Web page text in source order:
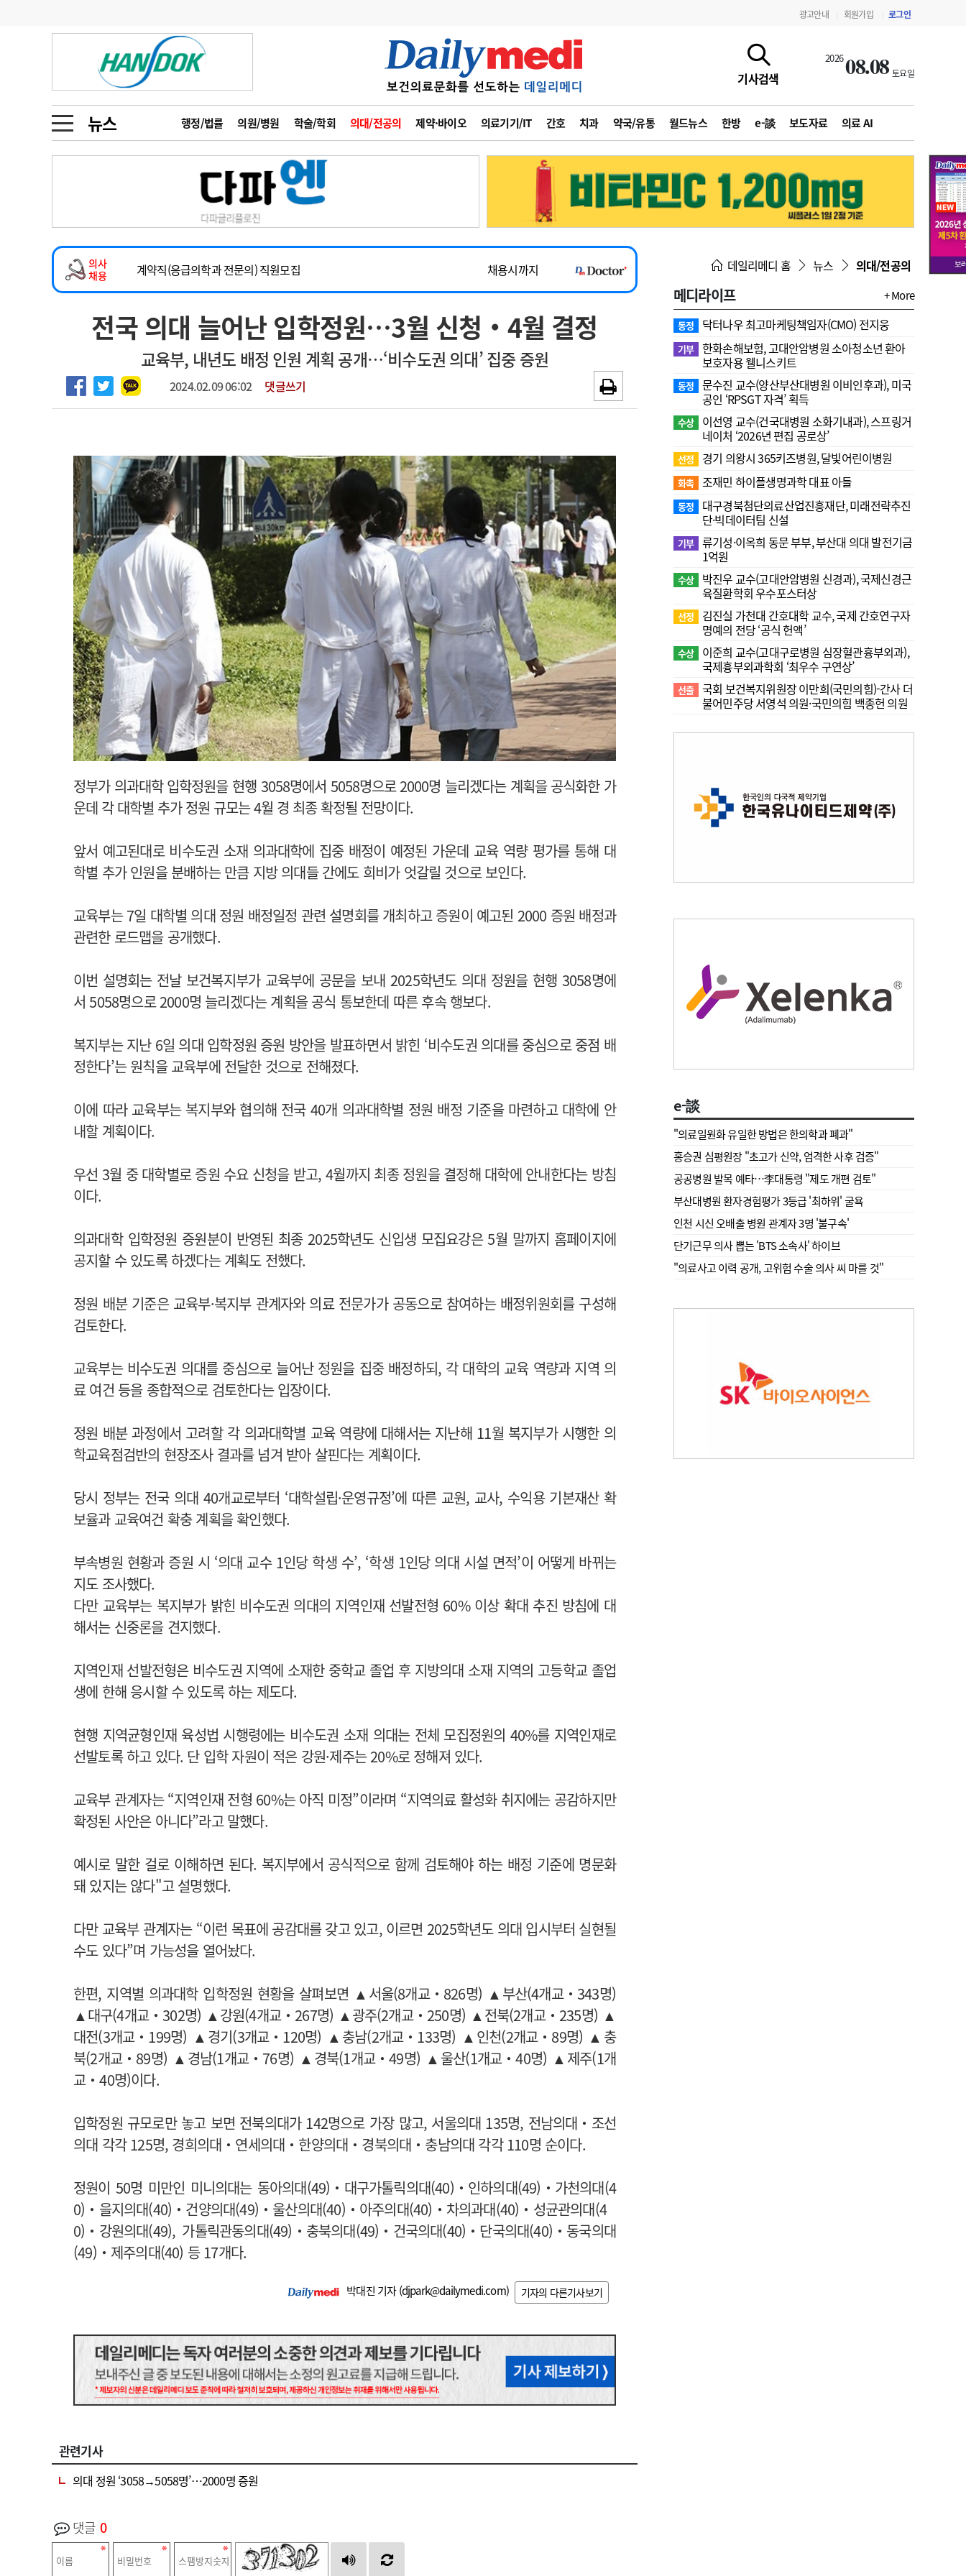
광고안내 회원가입 로그인
기사검색
202608.08 토요일
뉴스 행정/법률 의원/병원 학술/학회 의대/전공의 제약·바이오 의료기기/IT 간호 치과 약국/유통 월드뉴스 한방 e-談 보도자료 의료 AI
금주의 검색어
1
의사인력 수급 추계
2
성분명 처방
3
AI의료
4
전공의 모집 결과
6
관리급여 실시
지필공 지원책
수련환경 개선
의과대학 입시
인사 사고
오피니언 수첩
인물 초대석 피플
동영상뉴스
포토뉴스
메디 Hospital 지역병원 중소병원
인포메이션 행정처분 판례 정책/통계 공시 지침·기준·평가 약제급여 심사 결과
고객센터 회사소개 법적고지 광고안내
의사
채용
2026년 하반기 인턴 모집
~2026-08-31
마취통증의학과 임기제 임상의사 채용
채용시까지
계약직(응급의학과 전문의) 직원모집
채용시까지
하반기 전공의(레지던트1년차) 모집
~2026-08-15
2026년 하반기 인턴 모집
~2026-08-31
마취통증의학과 임기제 임상의사 채용
채용시까지
전국 의대 늘어난 입학정원…3월 신청‧4월 결정
교육부, 내년도 배정 인원 계획 공개…‘비수도권 의대’ 집중 증원
2024.02.09 06:02 댓글쓰기
정부가 의과대학 입학정원을 현행 3058명에서 5058명으로 2000명 늘리겠다는 계획을 공식화한 가
운데 각 대학별 추가 정원 규모는 4월 경 최종 확정될 전망이다.
앞서 예고된대로 비수도권 소재 의과대학에 집중 배정이 예정된 가운데 교육 역량 평가를 통해 대
학별 추가 인원을 분배하는 만큼 지방 의대들 간에도 희비가 엇갈릴 것으로 보인다.
교육부는 7일 대학별 의대 정원 배정일정 관련 설명회를 개최하고 증원이 예고된 2000 증원 배정과
관련한 로드맵을 공개했다.
이번 설명회는 전날 보건복지부가 교육부에 공문을 보내 2025학년도 의대 정원을 현행 3058명에
서 5058명으로 2000명 늘리겠다는 계획을 공식 통보한데 따른 후속 행보다.
복지부는 지난 6일 의대 입학정원 증원 방안을 발표하면서 밝힌 ‘비수도권 의대를 중심으로 중점 배
정한다’는 원칙을 교육부에 전달한 것으로 전해졌다.
이에 따라 교육부는 복지부와 협의해 전국 40개 의과대학별 정원 배정 기준을 마련하고 대학에 안
내할 계획이다.
우선 3월 중 대학별로 증원 수요 신청을 받고, 4월까지 최종 정원을 결정해 대학에 안내한다는 방침
이다.
의과대학 입학정원 증원분이 반영된 최종 2025학년도 신입생 모집요강은 5월 말까지 홈페이지에
공지할 수 있도록 하겠다는 계획도 전했다.
정원 배분 기준은 교육부·복지부 관계자와 의료 전문가가 공동으로 참여하는 배정위원회를 구성해
검토한다.
교육부는 비수도권 의대를 중심으로 늘어난 정원을 집중 배정하되, 각 대학의 교육 역량과 지역 의
료 여건 등을 종합적으로 검토한다는 입장이다.
정원 배분 과정에서 고려할 각 의과대학별 교육 역량에 대해서는 지난해 11월 복지부가 시행한 의
학교육점검반의 현장조사 결과를 넘겨 받아 살핀다는 계획이다.
당시 정부는 전국 의대 40개교로부터 ‘대학설립·운영규정’에 따른 교원, 교사, 수익용 기본재산 확
보율과 교육여건 확충 계획을 확인했다.
부속병원 현황과 증원 시 ‘의대 교수 1인당 학생 수’, ‘학생 1인당 의대 시설 면적’이 어떻게 바뀌는
지도 조사했다.
다만 교육부는 복지부가 밝힌 비수도권 의대의 지역인재 선발전형 60% 이상 확대 추진 방침에 대
해서는 신중론을 견지했다.
지역인재 선발전형은 비수도권 지역에 소재한 중학교 졸업 후 지방의대 소재 지역의 고등학교 졸업
생에 한해 응시할 수 있도록 하는 제도다.
현행 지역균형인재 육성법 시행령에는 비수도권 소재 의대는 전체 모집정원의 40%를 지역인재로
선발토록 하고 있다. 단 입학 자원이 적은 강원·제주는 20%로 정해져 있다.
교육부 관계자는 “지역인재 전형 60%는 아직 미정”이라며 “지역의료 활성화 취지에는 공감하지만
확정된 사안은 아니다”라고 말했다.
예시로 말한 걸로 이해하면 된다. 복지부에서 공식적으로 함께 검토해야 하는 배정 기준에 명문화
돼 있지는 않다"고 설명했다.
다만 교육부 관계자는 “이런 목표에 공감대를 갖고 있고, 이르면 2025학년도 의대 입시부터 실현될
수도 있다”며 가능성을 열어놨다.
한편, 지역별 의과대학 입학정원 현황을 살펴보면 ▲서울(8개교‧826명) ▲부산(4개교‧343명)
▲대구(4개교‧302명) ▲강원(4개교‧267명) ▲광주(2개교‧250명) ▲전북(2개교‧235명) ▲
대전(3개교‧199명) ▲경기(3개교‧120명) ▲충남(2개교‧133명) ▲인천(2개교‧89명) ▲충
북(2개교‧89명) ▲경남(1개교‧76명) ▲경북(1개교‧49명) ▲울산(1개교‧40명) ▲제주(1개
교‧40명)이다.
입학정원 규모로만 놓고 보면 전북의대가 142명으로 가장 많고, 서울의대 135명, 전남의대‧조선
의대 각각 125명, 경희의대‧연세의대‧한양의대‧경북의대‧충남의대 각각 110명 순이다.
정원이 50명 미만인 미니의대는 동아의대(49)‧대구가톨릭의대(40)‧인하의대(49)‧가천의대(4
0)‧을지의대(40)‧건양의대(49)‧울산의대(40)‧아주의대(40)‧차의과대(40)‧성균관의대(4
0)‧강원의대(49), 가톨릭관동의대(49)‧충북의대(49)‧건국의대(40)‧단국의대(40)‧동국의대
(49)‧제주의대(40) 등 17개다.
박대진 기자 (djpark@dailymedi.com) 기자의 다른기사보기
관련기사
의대 정원 ‘3058→5058명’…2000명 증원
댓글 0
데일리메디 홈 뉴스 의대/전공의
메디라이프 + More
동정 닥터나우 최고마케팅책임자(CMO) 전지웅
기부 한화손해보험, 고대안암병원 소아청소년 환아
보호자용 웰니스키트
동정
문수진 교수( 양산부산대병원 이비인후과), 미국
공인 ‘RPSGT 자격’ 획득
수상
이선영 교수(건국대병원 소화기내과), 스프링거
네이처 ‘2026년 편집 공로상’
선정 경기 의왕시 365키즈병원, 달빛어린이병원
화촉 조재민 하이플생명과학 대표 아들
동정
대구경북첨단의료산업진흥재단, 미래전략추진
단·빅데이터팀 신설
기부 류기성·이옥희 동문 부부, 부산대 의대 발전기금
1억원
수상
박진우 교수(고대안암병원 신경과), 국제신경근
육질환학회 우수포스터상
선정
김진실 가천대 간호대학 교수, 국제 간호연구자
명예의 전당 ‘공식 헌액’
수상
이준희 교수(고대구로병원 심장혈관흉부외과),
국제흉부외과학회 ‘최우수 구연상’
선출 국회 보건복지위원장 이만희(국민의힘)-간사 더
불어민주당 서영석 의원·국민의힘 백종헌 의원
e-談
"의료일원화 유일한 방법은 한의학과 폐과"
홍승권 심평원장 " 초고가 신약, 엄격한 사후 검증"
공공병원 발목 예타…李대통령 "제도 개편 검토"
부산대병원 환자경험평가 3등급 '최하위' 굴욕
인천 시신 오배출 병원 관계자 3명 '불구속'
단기근무 의사 뽑는 'BTS 소속사' 하이브
"의료사고 이력 공개, 고위험 수술 의사 씨 마를 것"